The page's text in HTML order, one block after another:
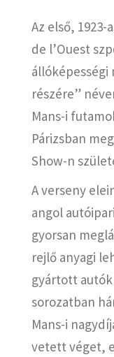
Az első,
de l’Ouest
állóképességi
részére”
Mans-i
Párizsban
Show-n
A verseny
angol
gyorsan
rejlő anyagi
gyártott autók
sorozatban
Mans-i
vetett véget,